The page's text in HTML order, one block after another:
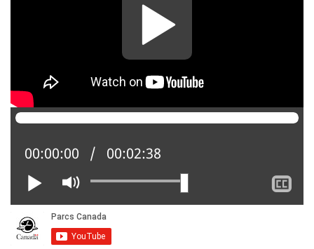
Lire
Activer
le
mode
muet
Position actuelle :
00:00:00 Temps total :
00:02:38
le